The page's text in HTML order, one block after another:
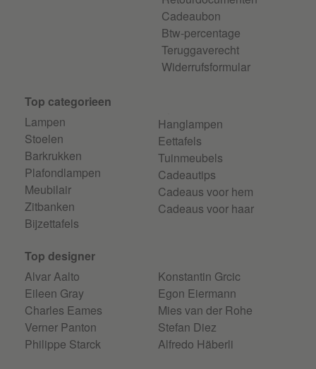
Cadeaubon
Btw-percentage
Teruggaverecht
Widerrufsformular
Top categorieen
Lampen
Stoelen
Barkrukken
Plafondlampen
Meubilair
Zitbanken
Bijzettafels
Hanglampen
Eettafels
Tuinmeubels
Cadeautips
Cadeaus voor hem
Cadeaus voor haar
Top designer
Alvar Aalto
Eileen Gray
Charles Eames
Verner Panton
Philippe Starck
Konstantin Grcic
Egon Eiermann
Mies van der Rohe
Stefan Diez
Alfredo Häberli